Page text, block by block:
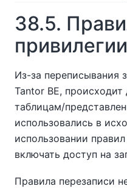
38.5.
привилегии
Из-за переписывания
Tantor BE, происходит
таблицам/
использовались в
использовании
включать доступ на
Правила перезаписи